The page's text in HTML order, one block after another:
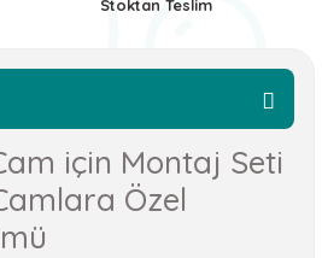
Stoktan Teslim
için Montaj Seti
Özel